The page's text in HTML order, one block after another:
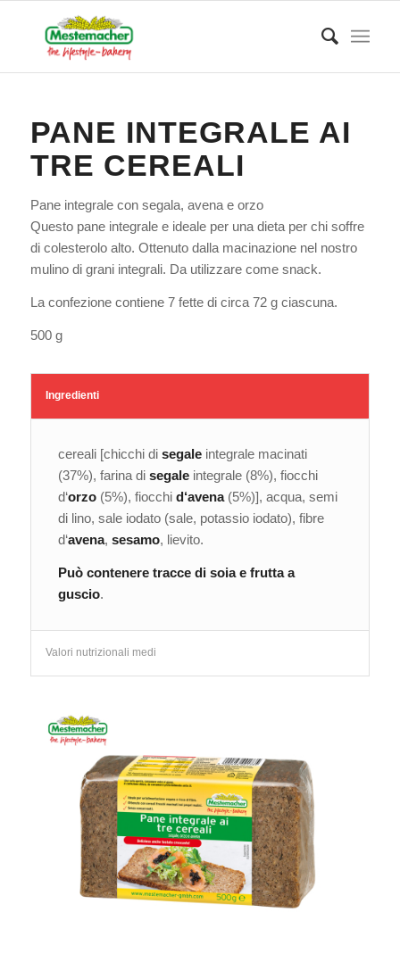
PANE INTEGRALE AI
TRE CEREALI
Pane integrale con segala, avena e orzo
Questo pane integrale e ideale per una dieta per chi soffre
di colesterolo alto. Ottenuto dalla macinazione nel nostro
mulino di grani integrali. Da utilizzare come snack.
La confezione contiene 7 fette di circa 72 g ciascuna.
500 g
Ingredienti
cereali [chicchi di segaleintegrale macinati
(37%), farina di segaleintegrale (8%), fiocchi
d‘orzo(5%), fiocchi d‘avena(5%)], acqua, semi
di lino, sale iodato (sale, potassio iodato), fibre
d‘avena, sesamo, lievito.
Può contenere tracce di soia e frutta a
guscio.
Valori nutrizionali medi